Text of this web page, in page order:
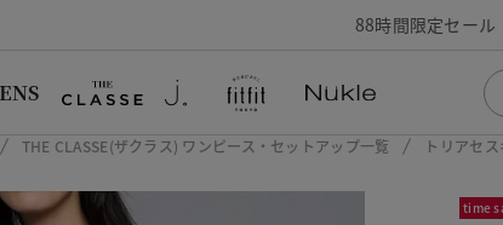
88時間限定セール
THE CLASSE(ザクラス) ワンピース・セットアップ一覧 トリアセ
time